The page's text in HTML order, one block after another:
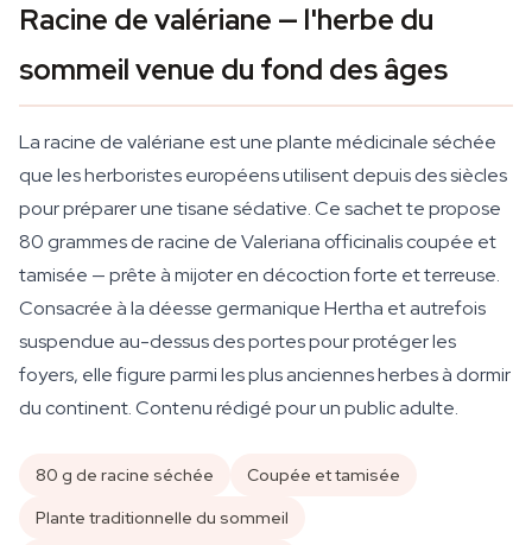
Racine de valériane — l'herbe du
sommeil venue du fond des âges
La racine de valériane est une plante médicinale séchée
que les herboristes européens utilisent depuis des siècles
pour préparer une tisane sédative. Ce sachet te propose
80 grammes de racine deValeriana officinaliscoupée et
tamisée — prête à mijoter en décoction forte et terreuse.
Consacrée à la déesse germanique Hertha et autrefois
suspendue au-dessus des portes pour protéger les
foyers, elle figure parmi les plus anciennes herbes à dormir
du continent. Contenu rédigé pour un public adulte.
80 g de racine séchée
Coupée et tamisée
Plante traditionnelle du sommeil